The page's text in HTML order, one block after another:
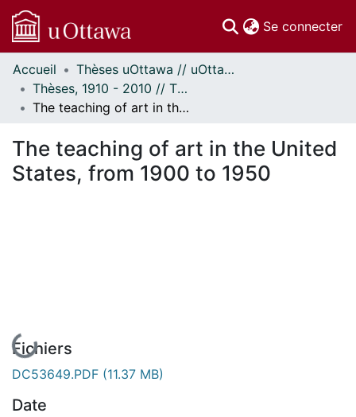
Se connecter
Communautés
et collections
Parcourir
À propos
Accueil
Thèses uOttawa // uOttawa Theses
Thèses, 1910 - 2010 // Theses, 1910 - 2010
The teaching of art in the United States, from 1900 to 1950
The teaching of art in the United
States, from 1900 to 1950
En cours de chargement...
Fichiers
DC53649.PDF (11.37 MB)
Date